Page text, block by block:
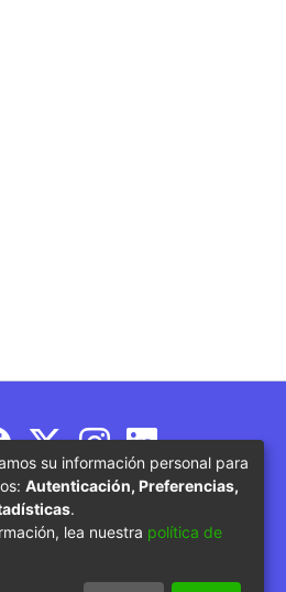
de Educación
su información personal para
Autenticación, Preferencias,
.
lea nuestra política de